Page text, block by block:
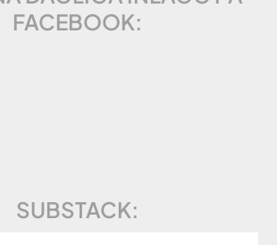
FACEBOOK:
SUBSTACK: